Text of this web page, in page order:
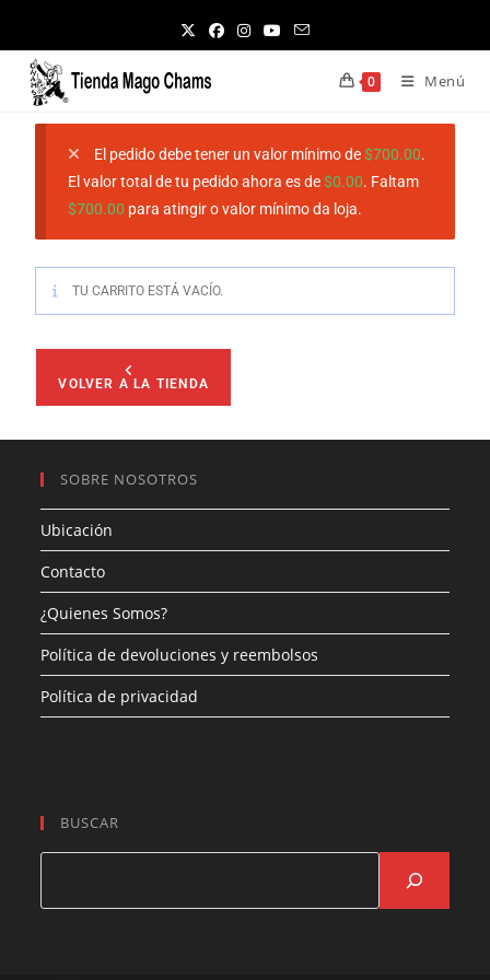
0 Menú
El pedido debe tener un valor mínimo de$700.00.
El valor total de tu pedido ahora es de$0.00. Faltam
$700.00 para atingir o valor mínimo da loja.
TU CARRITO ESTÁ VACÍO.
VOLVER A LA TIENDA
SOBRE NOSOTROS
Ubicación
Contacto
¿Quienes Somos?
Política de devoluciones y reembolsos
Política de privacidad
BUSCAR